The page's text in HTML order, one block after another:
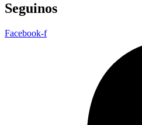
Seguinos
Facebook-f